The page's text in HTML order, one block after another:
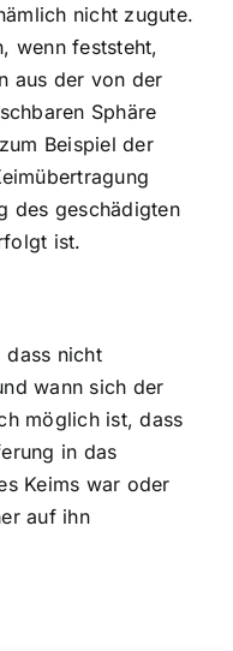
nicht zugute.
wenn feststeht,
aus der von der
Sphäre
Beispiel der
des geschädigten
ist.
dass nicht
wann sich der
möglich ist, dass
in das
Keims war oder
auf ihn